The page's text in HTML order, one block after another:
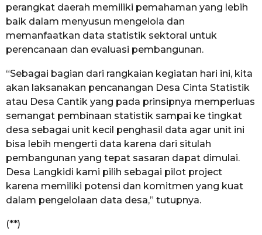
perangkat daerah memiliki pemahaman yang lebih
baik dalam menyusun mengelola dan
memanfaatkan data statistik sektoral untuk
perencanaan dan evaluasi pembangunan.
“Sebagai bagian dari rangkaian kegiatan hari ini, kita
akan laksanakan pencanangan Desa Cinta Statistik
atau Desa Cantik yang pada prinsipnya memperluas
semangat pembinaan statistik sampai ke tingkat
desa sebagai unit kecil penghasil data agar unit ini
bisa lebih mengerti data karena dari situlah
pembangunan yang tepat sasaran dapat dimulai.
Desa Langkidi kami pilih sebagai pilot project
karena memiliki potensi dan komitmen yang kuat
dalam pengelolaan data desa,” tutupnya.
(**)